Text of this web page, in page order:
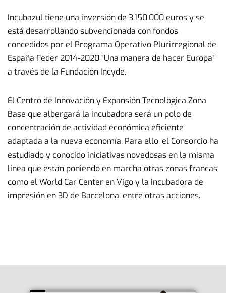
Incubazul tiene una inversión de 3.150.000 euros y se
está desarrollando subvencionada con fondos
concedidos por el Programa Operativo Plurirregional de
España Feder 2014-2020 “Una manera de hacer Europa”
a través de la Fundación Incyde.
El Centro de Innovación y Expansión Tecnológica Zona
Base que albergará la incubadora será un polo de
concentración de actividad económica eficiente
adaptada a la nueva economía. Para ello, el Consorcio ha
estudiado y conocido iniciativas novedosas en la misma
línea que están poniendo en marcha otras zonas francas
como el World Car Center en Vigo y la incubadora de
impresión en 3D de Barcelona. entre otras acciones.